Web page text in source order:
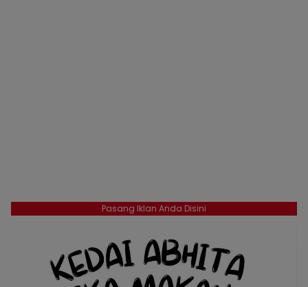
Pasang Iklan Anda Disini